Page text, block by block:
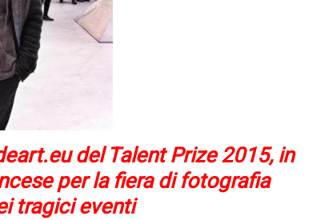
del Talent Prize 2015, in
per la fiera di fotografia
tragici eventi